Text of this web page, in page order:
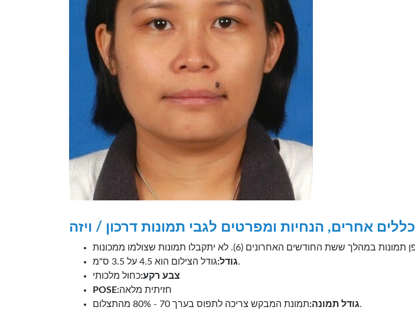
כללים אחרים, הנחיות ומפרטים לגבי תמונות דרכון / ויזה
גודל:גודל הצילום הוא 4.5 על 3.5 ס"מ.
צבע רקע:כחול מלכותי
POSE:חזיתית מלאה
גודל תמונה:תמונת המבקש צריכה לתפוס בערך 70 - 80% מהתצלום.